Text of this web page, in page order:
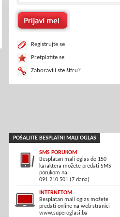
Registrujte se
Pretplatite se
Zaboravili ste šifru?
POŠALJITE BESPLATNI MALI OGLAS
SMS PORUKOM
Besplatan mali oglas do 150
karaktera možete predati SMS
porukom na
091 210 501 (7 dana)
INTERNETOM
Besplatan mali oglas možete
predati online na web stranici
www.superoglasi.ba